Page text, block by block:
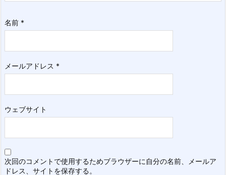
名前 *
メールアドレス *
ウェブサイト
次回のコメントで使用するためブラウザーに自分の名前、メールア
ドレス、サイトを保存する。